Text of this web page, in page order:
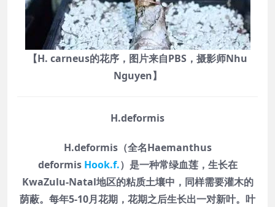
【H. carneus的花序，图片来自PBS，摄影师Nhu
Nguyen】
H.deformis
H.deformis（全名Haemanthus
deformis Hook.f.）是一种常绿血莲，生长在
KwaZulu-Natal地区的粘质土壤中，同样需要灌木的
荫蔽。每年5-10月花期，花期之后生长出一对新叶。叶